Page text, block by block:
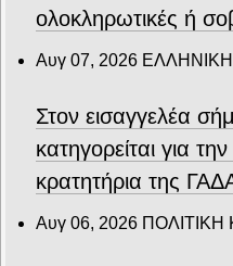
ολοκληρωτικές ή
Αυγ 07, 2026
Στον εισαγγελέα
κατηγορείται για
κρατητήρια της
Αυγ 06, 2026 ΠΟΛΙΤΙΚΗ